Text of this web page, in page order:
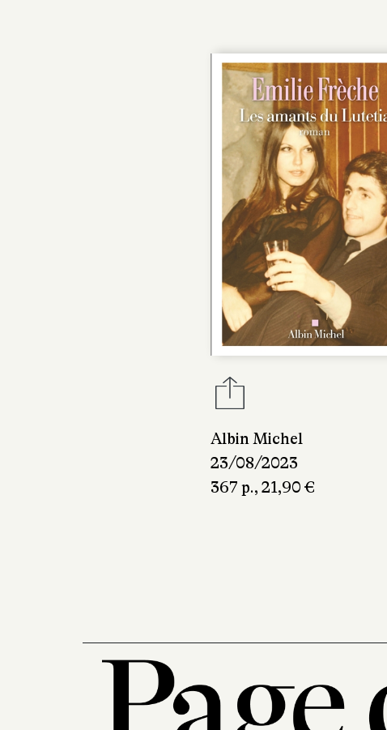
Albin Michel
23/08/2023
367 p., 21,90 €